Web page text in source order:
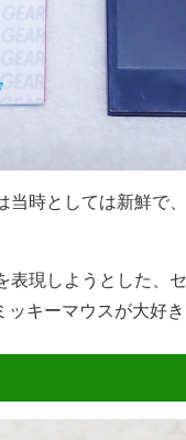
時としては新鮮で
現しようとした、
キーマウスが大好